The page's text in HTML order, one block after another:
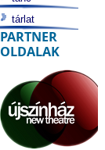
tárlat
PARTNER
OLDALAK